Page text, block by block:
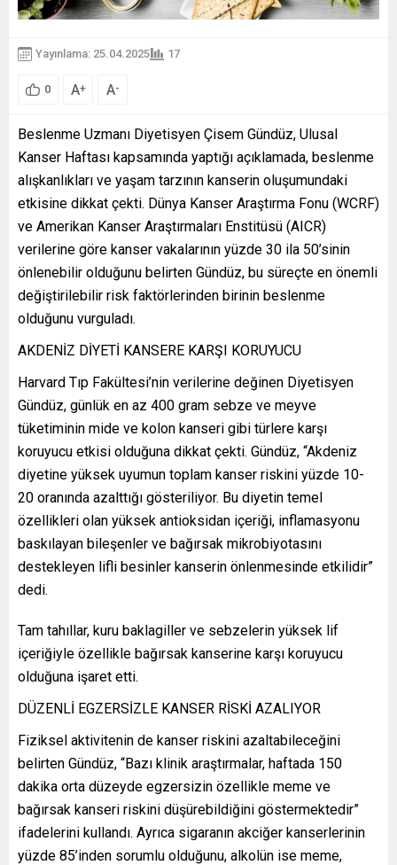
Yayınlama: 25.04.2025 17
0 A+ A-
Beslenme Uzmanı Diyetisyen Çisem Gündüz, Ulusal
Kanser Haftası kapsamında yaptığı açıklamada, beslenme
alışkanlıkları ve yaşam tarzının kanserin oluşumundaki
etkisine dikkat çekti. Dünya Kanser Araştırma Fonu (WCRF)
ve Amerikan Kanser Araştırmaları Enstitüsü (AICR)
verilerine göre kanser vakalarının yüzde 30 ila 50’sinin
önlenebilir olduğunu belirten Gündüz, bu süreçte en önemli
değiştirilebilir risk faktörlerinden birinin beslenme
olduğunu vurguladı.
AKDENİZ DİYETİ KANSERE KARŞI KORUYUCU
Harvard Tıp Fakültesi’nin verilerine değinen Diyetisyen
Gündüz, günlük en az 400 gram sebze ve meyve
tüketiminin mide ve kolon kanseri gibi türlere karşı
koruyucu etkisi olduğuna dikkat çekti. Gündüz, “Akdeniz
diyetine yüksek uyumun toplam kanser riskini yüzde 10-
20 oranında azalttığı gösteriliyor. Bu diyetin temel
özellikleri olan yüksek antioksidan içeriği, inflamasyonu
baskılayan bileşenler ve bağırsak mikrobiyotasını
destekleyen lifli besinler kanserin önlenmesinde etkilidir”
dedi.
Tam tahıllar, kuru baklagiller ve sebzelerin yüksek lif
içeriğiyle özellikle bağırsak kanserine karşı koruyucu
olduğuna işaret etti.
DÜZENLİ EGZERSİZLE KANSER RİSKİ AZALIYOR
Fiziksel aktivitenin de kanser riskini azaltabileceğini
belirten Gündüz, “Bazı klinik araştırmalar, haftada 150
dakika orta düzeyde egzersizin özellikle meme ve
bağırsak kanseri riskini düşürebildiğini göstermektedir”
ifadelerini kullandı. Ayrıca sigaranın akciğer kanserlerinin
yüzde 85’inden sorumlu olduğunu, alkolün ise meme,